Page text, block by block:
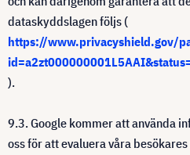
dataskyddslagen följs (
https://www.privacyshield.gov/
).
9.3. Google kommer att använda
oss för att evaluera våra